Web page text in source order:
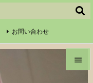

お問い合わせ